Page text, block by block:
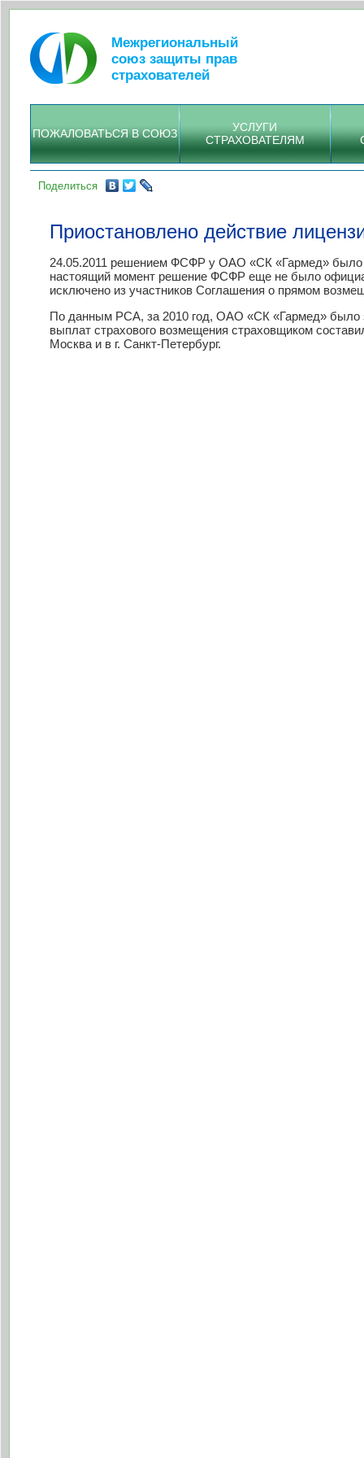
Межрегиональный
союз защиты прав
страхователей
ПОЖАЛОВАТЬСЯ В СОЮЗ
УСЛУГИ
СТРАХОВАТЕЛЯМ
Поделиться
Приостановлено действие
24.05.2011 решением ФСФР у ОАО «СК «Гармед» было
настоящий момент решение ФСФР еще не было
исключено из участников Соглашения о прямом
По данным РСА, за 2010 год, ОАО «СК «Гармед» было
выплат страхового возмещения страховщиком
Москва и в г. Санкт-Петербург.